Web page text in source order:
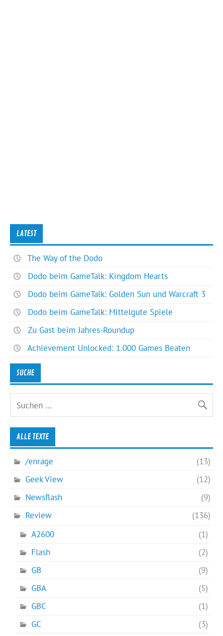
LATEST
The Way of the Dodo
Dodo beim GameTalk: Kingdom Hearts
Dodo beim GameTalk: Golden Sun und Warcraft 3
Dodo beim GameTalk: Mittelgute Spiele
Zu Gast beim Jahres-Roundup
Achievement Unlocked: 1.000 Games Beaten
SUCHE
ALLE TEXTE
/enrage
(13)
Geek View
(12)
Newsflash
(9)
Review
(136)
A2600
(1)
Flash
(2)
GB
(9)
GBA
(5)
GBC
(1)
GC
(3)